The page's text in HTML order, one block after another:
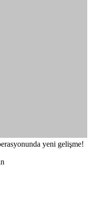
yeni gelişme!